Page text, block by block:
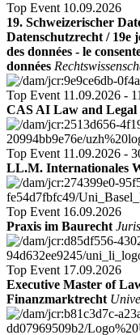
Top Event 10.09.2026
19. Schweizerischer
Datenschutzrecht / 19e
des données - le
données
Top Event 11.09.2026 -
CAS AI Law and Legal
Top Event 11.09.2026 -
LL.M. Internationales
Top Event 16.09.2026
Praxis im Baurecht
Top Event 17.09.2026
Executive Master of
Finanzmarktrecht